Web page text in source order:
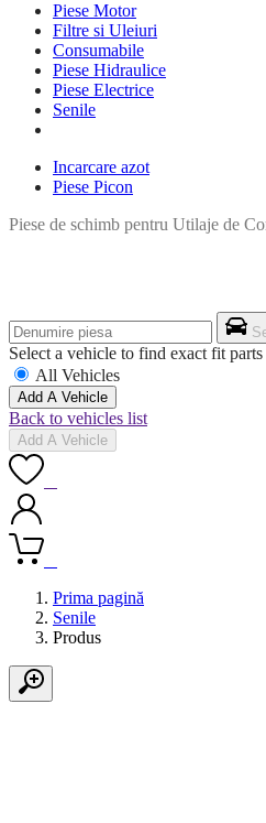
Piese Motor
Filtre si Uleiuri
Consumabile
Piese Hidraulice
Piese Electrice
Senile
Incarcare azot
Piese Picon
Piese de schimb pentru Utilaje de
Select a vehicle to find exact fit parts
All Vehicles
Add A Vehicle
Back to vehicles list
Add A Vehicle
Prima pagină
Senile
Produs